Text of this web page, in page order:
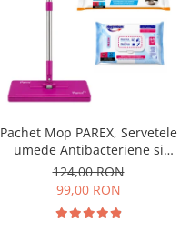
Pachet Mop PAREX, Servetele
umede Antibacteriene si
Multisuprafete
124,00 RON
99,00 RON